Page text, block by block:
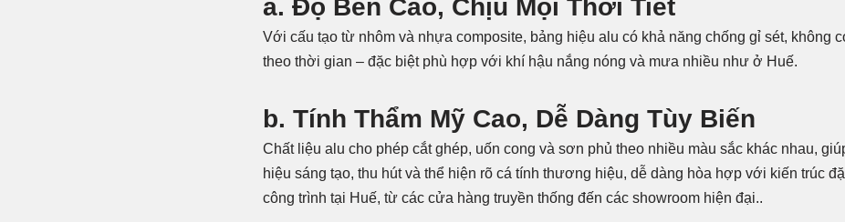
a. Độ Bền Cao, Chịu Mọi Thời Tiết
Với cấu tạo từ nhôm và nhựa composite, bảng hiệu alu có khả năng chống gỉ sét, không
theo thời gian – đặc biệt phù hợp với khí hậu nắng nóng và mưa nhiều như ở Huế.
b. Tính Thẩm Mỹ Cao, Dễ Dàng Tùy Biến
Chất liệu alu cho phép cắt ghép, uốn cong và sơn phủ theo nhiều màu sắc khác nhau,
hiệu sáng tạo, thu hút và thể hiện rõ cá tính thương hiệu, dễ dàng hòa hợp với kiến trúc
công trình tại Huế, từ các cửa hàng truyền thống đến các showroom hiện đại..